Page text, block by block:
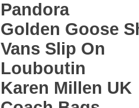
Pandora
Golden Goose
Vans Slip On
Louboutin
Karen Millen UK